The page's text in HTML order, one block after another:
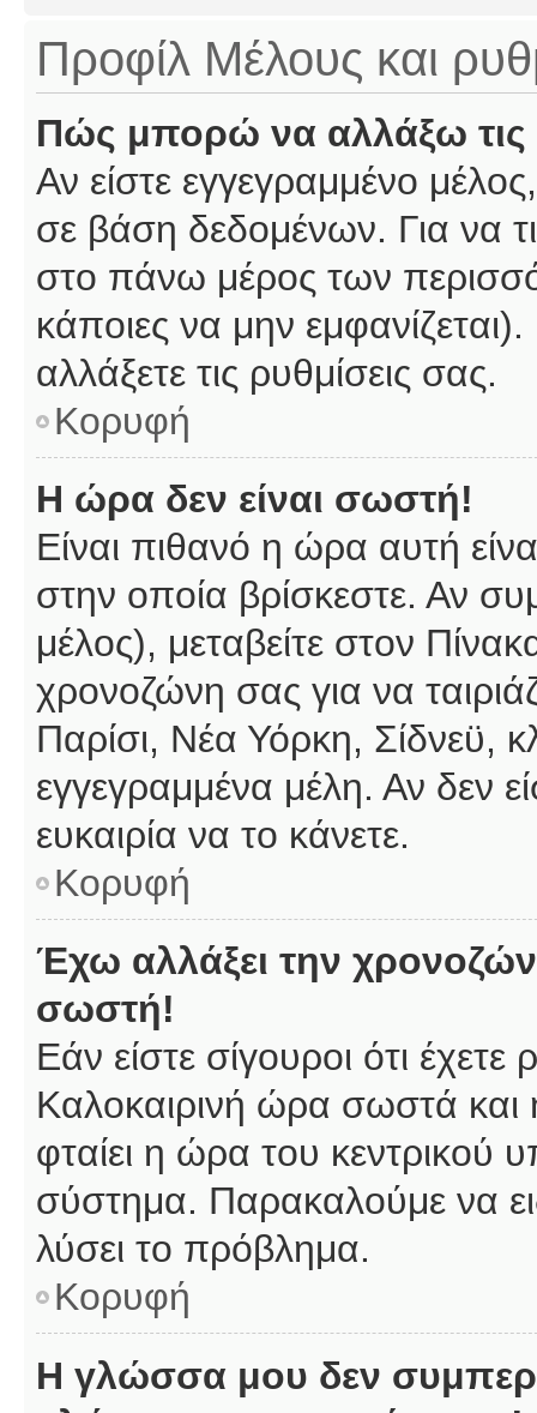
Προφίλ Μέλους και
Πώς μπορώ να αλλάξω τις
Αν είστε εγγεγραμμένο
σε βάση δεδομένων. Για να
στο πάνω μέρος των
κάποιες να μην
αλλάξετε τις ρυθμίσεις σας.
Κορυφή
Η ώρα δεν είναι σωστή!
Είναι πιθανό η ώρα αυτή
στην οποία βρίσκεστε. Αν
μέλος), μεταβείτε στον
χρονοζώνη σας για να
Παρίσι, Νέα Υόρκη, Σίδνεϋ,
εγγεγραμμένα μέλη. Αν δεν
ευκαιρία να το κάνετε.
Κορυφή
Έχω αλλάξει την
σωστή!
Εάν είστε σίγουροι ότι
Καλοκαιρινή ώρα σωστά και
φταίει η ώρα του κεντρικού
σύστημα. Παρακαλούμε να
λύσει το πρόβλημα.
Κορυφή
Η γλώσσα μου δεν